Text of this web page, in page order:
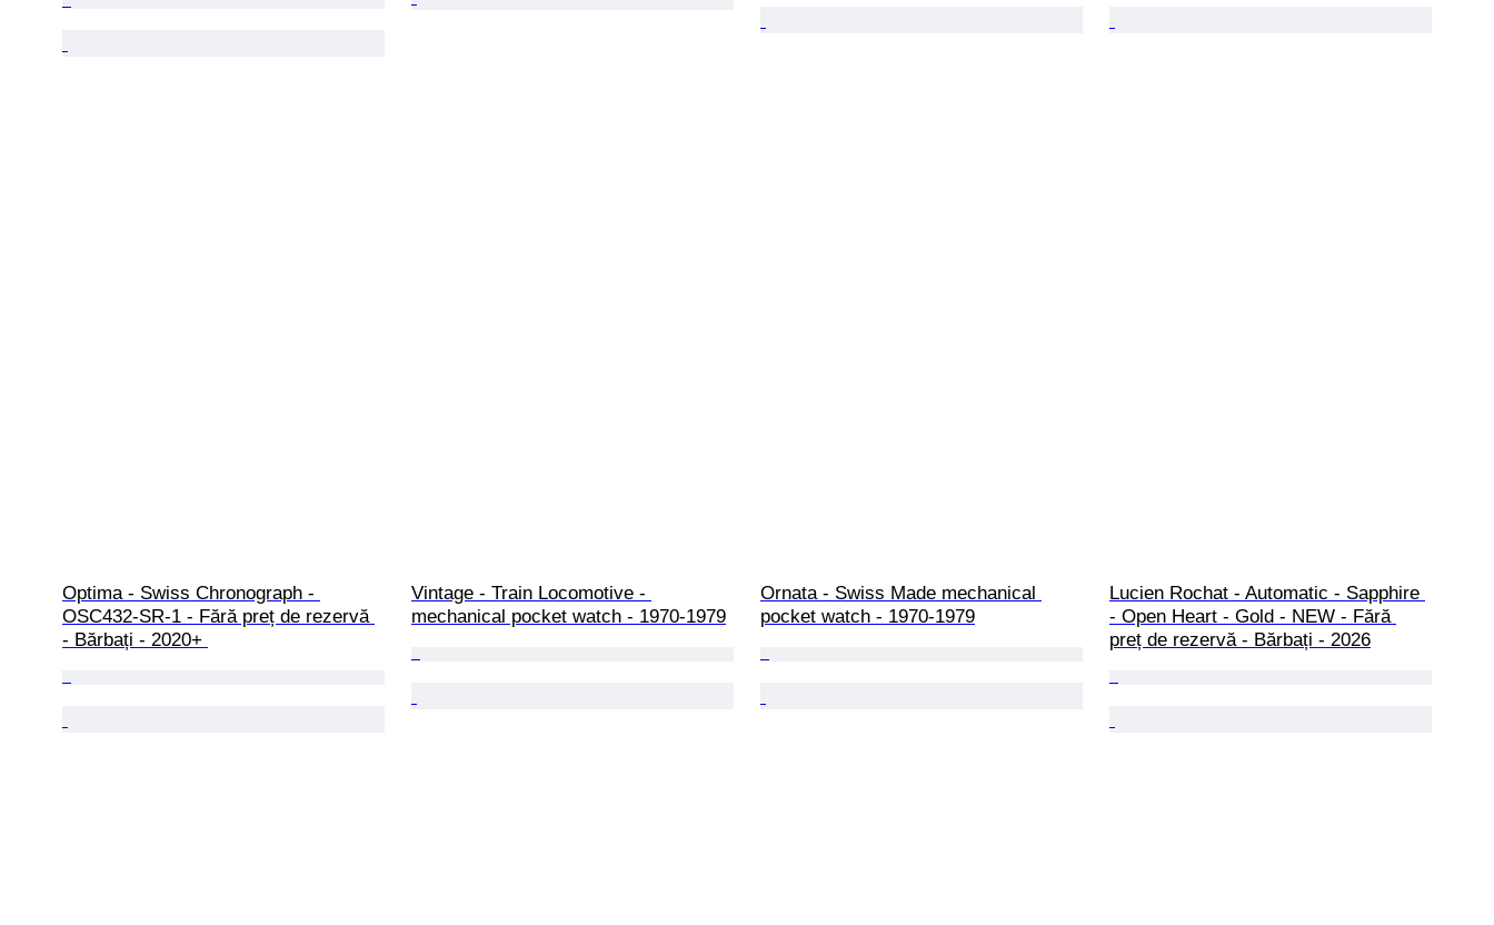
Optima - Swiss Chronograph -
OSC432-SR-1 - Fără preț de rezervă
- Bărbați - 2020+
Vintage - Train Locomotive -
mechanical pocket watch - 1970-1979
Ornata - Swiss Made mechanical
pocket watch - 1970-1979
Lucien Rochat - Automatic - Sapphire
- Open Heart - Gold - NEW - Fără
preț de rezervă - Bărbați - 2026